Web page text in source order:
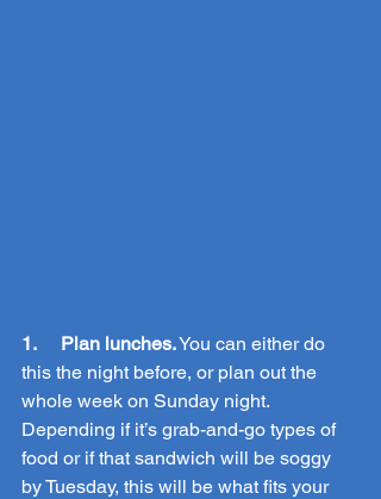
1.     Plan lunches. You can either do
this the night before, or plan out the
whole week on Sunday night.
Depending if it’s grab-and-go types of
food or if that sandwich will be soggy
by Tuesday, this will be what fits your